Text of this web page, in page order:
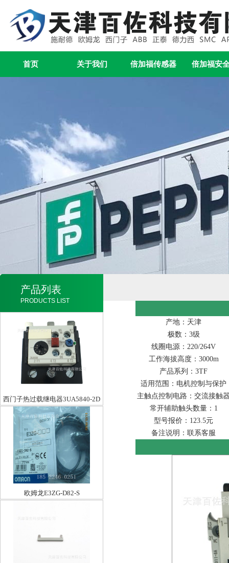
首页 关于我们 倍加福传感器 倍加福安
产品列表
PRODUCTS LIST
西门子热过载继电器3UA5840-2D
欧姆龙E3ZG-D82-S
产地：天津
极数：3级
线圈电源：220/264V
工作海拔高度：3000m
产品系列：3TF
适用范围：电机控制与保护
主触点控制电路：交流接触
常开辅助触头数量：1
型号报价：123.5元
备注说明：联系客服